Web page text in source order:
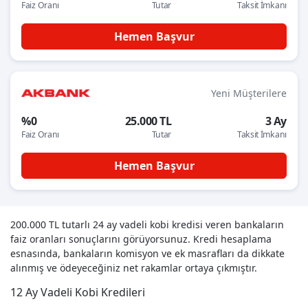
Faiz Oranı Tutar Taksit İmkanı
Hemen Başvur
Yeni Müşterilere
%0
Faiz Oranı
25.000 TL
Tutar
3 Ay
Taksit İmkanı
Hemen Başvur
200.000 TL tutarlı 24 ay vadeli kobi kredisi veren bankaların
faiz oranları sonuçlarını görüyorsunuz. Kredi hesaplama
esnasında, bankaların komisyon ve ek masrafları da dikkate
alınmış ve ödeyeceğiniz net rakamlar ortaya çıkmıştır.
12 Ay Vadeli Kobi Kredileri